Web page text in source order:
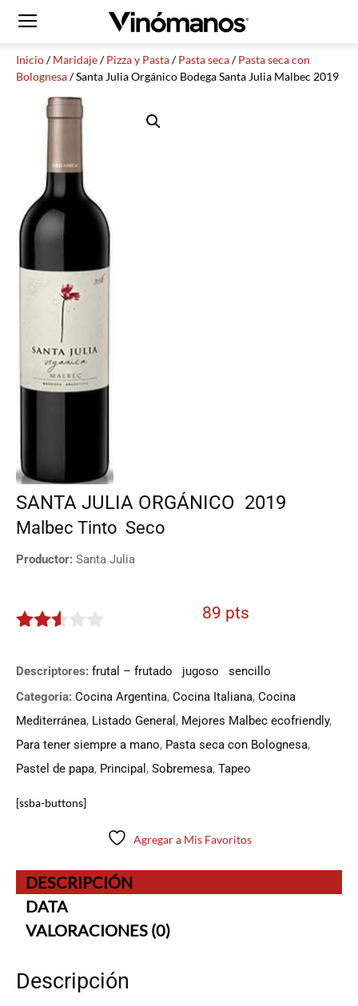
Inicio/Maridaje/Pizza y Pasta/Pasta seca/Pasta seca con
Bolognesa/ Santa Julia Orgánico Bodega Santa Julia Malbec 2019
SANTA JULIA ORGÁNICO 2019
Malbec Tinto Seco
Productor: Santa Julia
89 pts
Descriptores: frutal – frutado jugoso
sencillo
Categoria: Cocina Argentina, Cocina Italiana, Cocina
Mediterránea, Listado General , Mejores Malbec ecofriendly,
Para tener siempre a mano, Pasta seca con Bolognesa,
Pastel de papa, Principal , Sobremesa, Tapeo
[ssba-buttons]
Agregar a Mis Favoritos
DESCRIPCIÓN
DATA
VALORACIONES (0)
Descripción